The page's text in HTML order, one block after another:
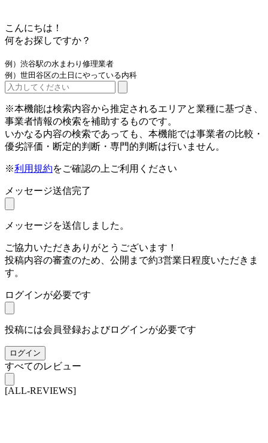
こんにちは！
何をお探しですか？
例）渋谷駅の水まわり修理業者
例）世田谷区の土日にやっている内科
※本機能は検索内容から推定されるエリアと業種に基づき、
事業者情報の検索を補助するものです。
いかなる内容の検索であっても、本機能では事業者の比較・
優劣評価・断定的判断・専門的判断は行いません。
※利用規約をご確認の上ご利用ください
メッセージ送信完了
メッセージを送信しました。
ご協力いただきありがとうございます！
投稿内容の審査のため、公開まで約3営業日程度いただきま
す。
ログインが必要です
投稿には会員登録およびログインが必要です
ログイン
すべてのレビュー
[ALL-REVIEWS]